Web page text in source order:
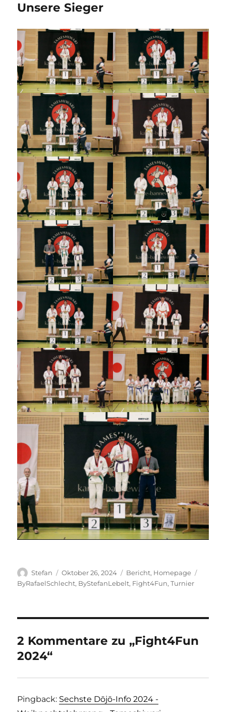
Unsere Sieger
Autor
Stefan
Veröffentlicht
am
Oktober 26, 2024 Kategorien
Bericht, Homepage
ByRafaelSchlecht, ByStefanLebelt, Fight4Fun,Turnier
2 Kommentare zu „Fight4Fun
2024“
Pingback: Sechste Dōjō-Info 2024 -